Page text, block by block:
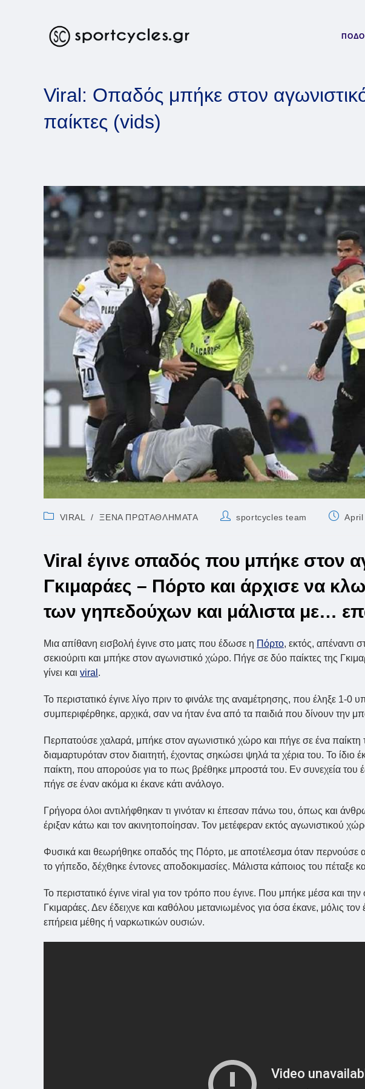
Viral: Οπαδός μπήκε στον
παίκτες (vids)
PostVIRAL / ΞΕΝΑ ΠΡΩΤΑΘΛΗΜΑΤΑ
Postsportcycles team
PostApril
Viral έγινε οπαδός που μπήκε στον
Γκιμαράες – Πόρτο και άρχισε να
των γηπεδούχων και μάλιστα με…
Μια απίθανη εισβολή έγινε στο ματς που έδωσε η Πόρτο, εκτός, απέναντι
σεκιούριτι και μπήκε στον αγωνιστικό χώρο. Πήγε σε δύο παίκτες της
γίνει και viral .
Το περιστατικό έγινε λίγο πριν το φινάλε της αναμέτρησης, που έληξε 1-
συμπεριφέρθηκε, αρχικά, σαν να ήταν ένα από τα παιδιά που δίνουν την
Περπατούσε χαλαρά, μπήκε στον αγωνιστικό χώρο και πήγε σε ένα παίκτη
διαμαρτυρόταν στον διαιτητή, έχοντας σηκώσει ψηλά τα χέρια του. Το ίδιο
παίκτη, που απορούσε για το πως βρέθηκε μπροστά του. Εν συνεχεία του
πήγε σε έναν ακόμα κι έκανε κάτι ανάλογο.
Γρήγορα όλοι αντιλήφθηκαν τι γινόταν κι έπεσαν πάνω του, όπως και
έριξαν κάτω και τον ακινητοποίησαν. Τον μετέφεραν εκτός αγωνιστικού
Φυσικά και θεωρήθηκε οπαδός της Πόρτο, με αποτέλεσμα όταν περνούσε
το γήπεδο, δέχθηκε έντονες αποδοκιμασίες. Μάλιστα κάποιος του πέταξε
Το περιστατικό έγινε viral για τον τρόπο που έγινε. Που μπήκε μέσα και
Γκιμαράες. Δεν έδειχνε και καθόλου μετανιωμένος για όσα έκανε, μόλις
επήρεια μέθης ή ναρκωτικών ουσιών.